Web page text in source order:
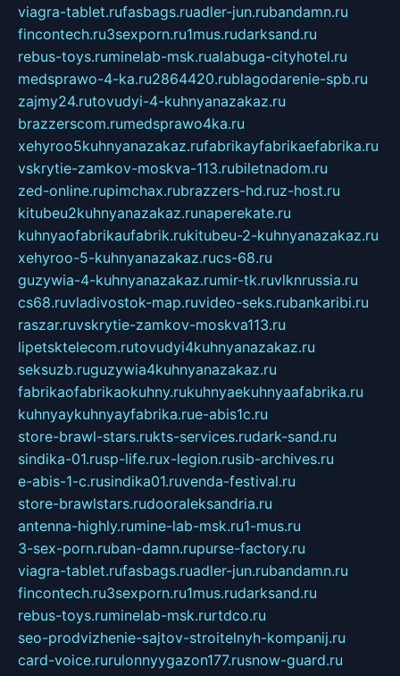
viagra-tablet.rufasbags.ruadler-jun.rubandamn.ru
fincontech.ru3sexporn.ru1mus.rudarksand.ru
rebus-toys.ruminelab-msk.rualabuga-cityhotel.ru
medsprawo-4-ka.ru2864420.rublagodarenie-spb.ru
zajmy24.rutovudyi-4-kuhnyanazakaz.ru
brazzerscom.rumedsprawo4ka.ru
xehyroo5kuhnyanazakaz.rufabrikayfabrikaefabrika.ru
vskrytie-zamkov-moskva-113.rubiletnadom.ru
zed-online.rupimchax.rubrazzers-hd.ruz-host.ru
kitubeu2kuhnyanazakaz.runaperekate.ru
kuhnyaofabrikaufabrik.rukitubeu-2-kuhnyanazakaz.ru
xehyroo-5-kuhnyanazakaz.rucs-68.ru
guzywia-4-kuhnyanazakaz.rumir-tk.ruvlknrussia.ru
cs68.ruvladivostok-map.ruvideo-seks.rubankaribi.ru
raszar.ruvskrytie-zamkov-moskva113.ru
lipetsktelecom.rutovudyi4kuhnyanazakaz.ru
seksuzb.ruguzywia4kuhnyanazakaz.ru
fabrikaofabrikaokuhny.rukuhnyaekuhnyaafabrika.ru
kuhnyaykuhnyayfabrika.rue-abis1c.ru
store-brawl-stars.rukts-services.rudark-sand.ru
sindika-01.rusp-life.rux-legion.rusib-archives.ru
e-abis-1-c.rusindika01.ruvenda-festival.ru
store-brawlstars.rudooraleksandria.ru
antenna-highly.rumine-lab-msk.ru1-mus.ru
3-sex-porn.ruban-damn.rupurse-factory.ru
viagra-tablet.rufasbags.ruadler-jun.rubandamn.ru
fincontech.ru3sexporn.ru1mus.rudarksand.ru
rebus-toys.ruminelab-msk.rurtdco.ru
seo-prodvizhenie-sajtov-stroitelnyh-kompanij.ru
card-voice.rurulonnyygazon177.rusnow-guard.ru